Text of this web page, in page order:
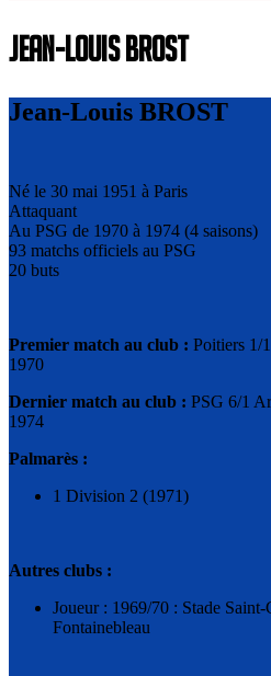
Jean-Louis BROST
Jean-Louis BROST
Né le 30 mai 1951 à Paris
Attaquant
Au PSG de 1970 à 1974 (4 saisons)
93 matchs officiels au PSG
20 buts
Premier match au club : Poitiers 1/
1970
Dernier match au club : PSG 6/1
1974
Palmarès :
1 Division 2 (1971)
Autres clubs :
Joueur : 1969/70 : Stade
Fontainebleau